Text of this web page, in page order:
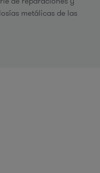
metálicas de las